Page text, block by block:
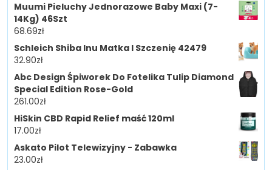
Muumi Pieluchy Jednorazowe Baby Maxi (7-
14Kg) 46Szt
68.69zł
Schleich Shiba Inu Matka I Szczenię 42479
32.90zł
Abc Design Śpiworek Do Fotelika Tulip Diamond
Special Edition Rose-Gold
261.00zł
HiSkin CBD Rapid Relief maść 120ml
17.00zł
Askato Pilot Telewizyjny - Zabawka
23.00zł